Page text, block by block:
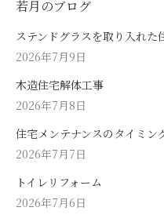
若月のブログ
ステンドグラスを取り入れた
2026年7月9日
木造住宅解体工事
2026年7月8日
住宅メンテナンスのタイミン
2026年7月7日
トイレリフォーム
2026年7月6日